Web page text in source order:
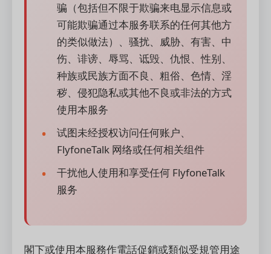
骗（包括但不限于欺骗来电显示信息或
可能欺骗通过本服务联系的任何其他方
的类似做法）、骚扰、威胁、有害、中
伤、诽谤、辱骂、诋毁、仇恨、性别、
种族或民族方面不良、粗俗、色情、淫
秽、侵犯隐私或其他不良或非法的方式
使用本服务
试图未经授权访问任何账户、
FlyfoneTalk 网络或任何相关组件
干扰他人使用和享受任何 FlyfoneTalk
服务
閣下或使用本服務作電話促銷或類似受規管用途